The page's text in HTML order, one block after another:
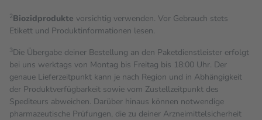
2Biozidprodukte vorsichtig verwenden. Vor Gebrauch stets
Etikett und Produktinformationen lesen.
3Die Übergabe deiner Bestellung an den Paketdienstleister erfolgt
bei uns werktags von Montag bis Freitag bis 18:00 Uhr. Der
genaue Lieferzeitpunkt kann je nach Region und in Abhängigkeit
der Produktverfügbarkeit sowie vom Zustellzeitpunkt des
Spediteurs abweichen. Darüber hinaus können notwendige
pharmazeutische Prüfungen, die zu deiner Arzneimittelsicherheit